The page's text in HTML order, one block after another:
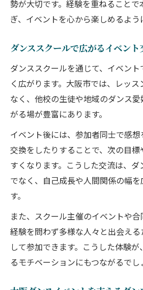
勢が大切です。経験を重ねることで
ぎ、イベントを心から楽しめるよう
ダンススクールで広がるイベント
ダンススクールを通じて、イベン
く広がります。大阪市では、レッ
なく、他校の生徒や地域のダンス
がる場が豊富にあります。
イベント後には、参加者同士で感
交換をしたりすることで、次の目
すくなります。こうした交流は、
でなく、自己成長や人間関係の幅
す。
また、スクール主催のイベントや
経験を問わず多様な人々と出会え
して参加できます。こうした体験
るモチベーションにもつながるでし